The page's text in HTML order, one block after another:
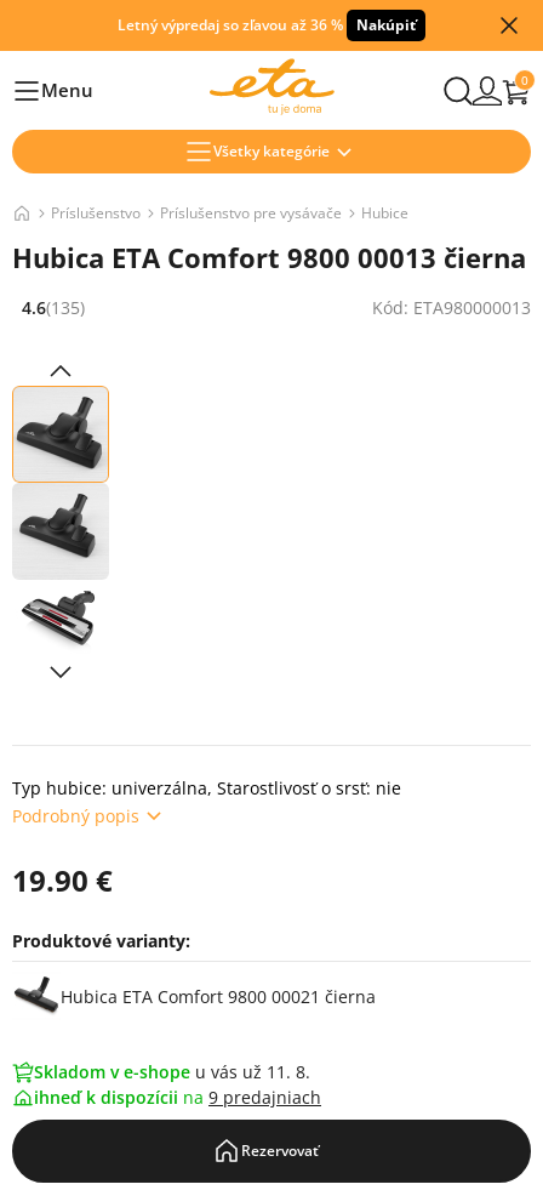
Letný výpredaj so zľavou až 36 % Nakúpiť
HlavníMenu 0
Všetky kategórie
Príslušenstvo Príslušenstvo pre vysávače Hubice
Hubica ETA Comfort 9800 00013 čierna
Hodnocení: 4.6 z 5 (135 recenzí)
4.6(135) Kód: ETA980000013
Typ hubice: univerzálna, Starostlivosť o srsť: nie
Podrobný popis
19.90 €
Produktové varianty:
Varianty
Hubica ETA Comfort 9800 00021 čierna
Skladom v e-shope u vás už 11. 8.
ihneď k dispozícii na 9 predajniach
Rezervovať